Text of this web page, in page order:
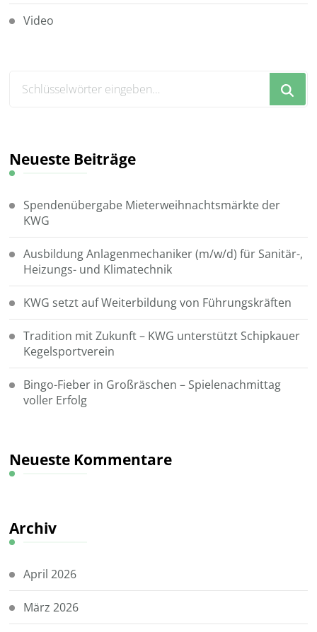
Video
Neueste Beiträge
Spendenübergabe Mieterweihnachtsmärkte der
KWG
Ausbildung Anlagenmechaniker (m/w/d) für Sanitär-,
Heizungs- und Klimatechnik
KWG setzt auf Weiterbildung von Führungskräften
Tradition mit Zukunft – KWG unterstützt Schipkauer
Kegelsportverein
Bingo-Fieber in Großräschen – Spielenachmittag
voller Erfolg
Neueste Kommentare
Archiv
April 2026
März 2026